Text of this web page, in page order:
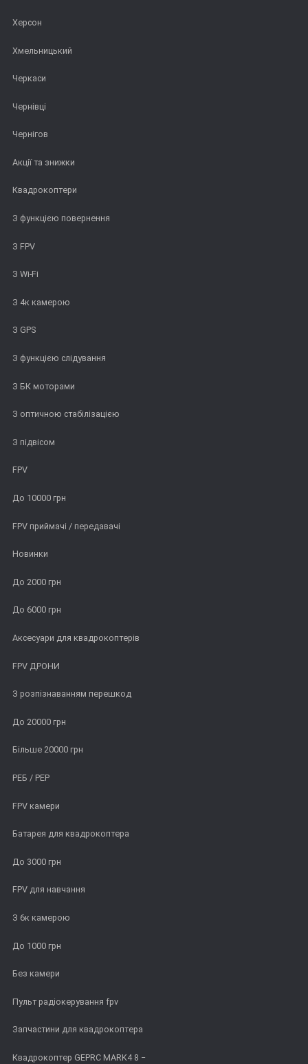
Херсон
Хмельницький
Черкаси
Чернівці
Чернігов
Акції та знижки
Квадрокоптери
З функцією повернення
З FPV
З Wi-Fi
З 4к камерою
З GPS
З функцією слідування
З БК моторами
З оптичною стабілізацією
З підвісом
FPV
До 10000 грн
FPV приймачі / передавачі
Новинки
До 2000 грн
До 6000 грн
Аксесуари для квадрокоптерів
FPV ДРОНИ
З розпізнаванням перешкод
До 20000 грн
Більше 20000 грн
РЕБ / РЕР
FPV камери
Батарея для квадрокоптера
До 3000 грн
FPV для навчання
З 6к камерою
До 1000 грн
Без камери
Пульт радіокерування fpv
Запчастини для квадрокоптера
Квадрокоптер GEPRC MARK4 8 −